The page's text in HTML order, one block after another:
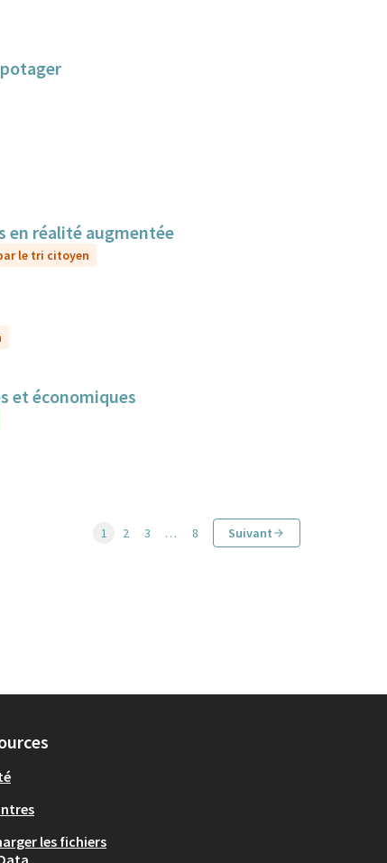
en réalité augmentée
le tri citoyen
et économiques
1 2 3 … 8 Suivant
les fichiers